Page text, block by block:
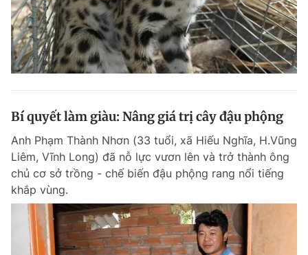
Bí quyết làm giàu: Nâng giá trị cây đậu phộng
Anh Phạm Thành Nhơn (33 tuổi, xã Hiếu Nghĩa, H.Vũng
Liêm, Vĩnh Long) đã nỗ lực vươn lên và trở thành ông
chủ cơ sở trồng - chế biến đậu phộng rang nổi tiếng
khắp vùng.